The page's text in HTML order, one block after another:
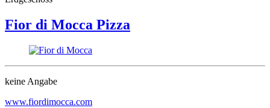
Fior di Mocca Pizza
keine Angabe
www.fiordimocca.com